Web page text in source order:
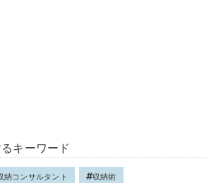
キーワード
納コンサルタント 収納術